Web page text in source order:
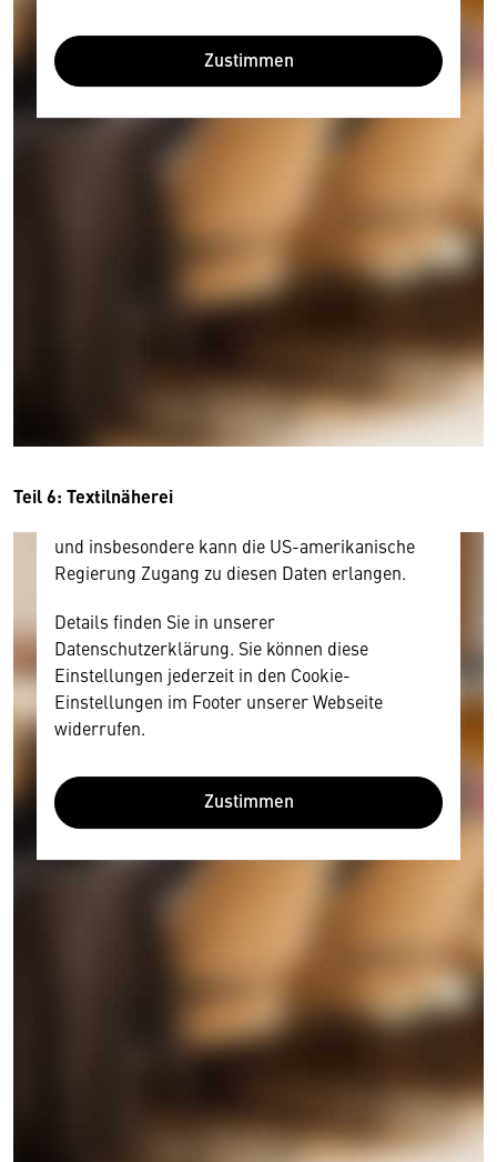
Zustimmen
Teil 6: Textilnäherei
Wir benötigen Ihre Zustimmung
Inhalt anzeigen. Dafür benötigen wir allerdings
Ihre Zustimmung, da Ihr Browser
personenbezogene technische Daten zu Geräten
und Nutzerverhalten mitunter mit US-
Diese Daten unterliegen keinem dem EU-
und insbesondere kann die US-amerikanische
Regierung Zugang zu diesen Daten erlangen.
Details finden Sie in unserer
Datenschutzerklärung. Sie können diese
Einstellungen jederzeit in den Cookie-
Einstellungen im Footer unserer Webseite
widerrufen.
Zustimmen